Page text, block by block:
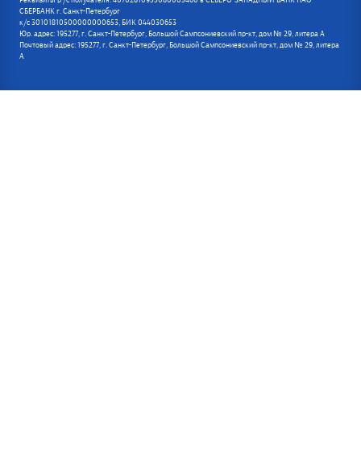
СБЕРБАНК г. Санкт-Петербург
к/с 30101810500000000653, БИК 044030653
Юр. адрес: 195277, г. Санкт-Петербург, Большой Сампсониевский пр-кт, дом № 29, литера А
Почтовый адрес: 195277, г. Санкт-Петербург, Большой Сампсониевский пр-кт, дом № 29, литера
А